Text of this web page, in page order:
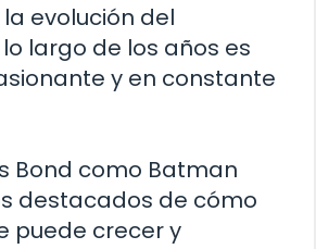
la evolución del
largo de los años es
y en constante
Bond como Batman
destacados de cómo
puede crecer y